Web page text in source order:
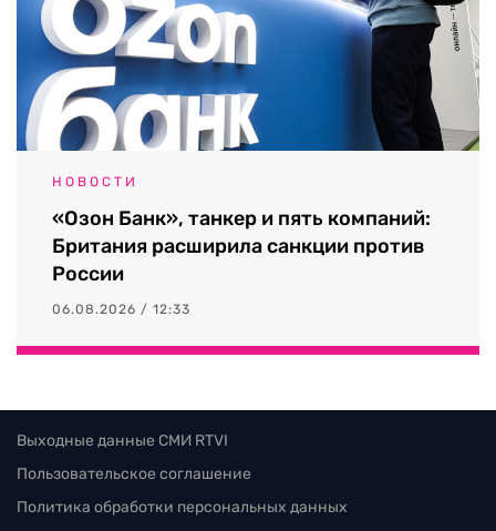
НОВОСТИ
«Озон Банк», танкер и пять компаний:
Британия расширила санкции против
России
06.08.2026 / 12:33
Выходные данные СМИ RTVI
Пользовательское соглашение
Политика обработки персональных данных